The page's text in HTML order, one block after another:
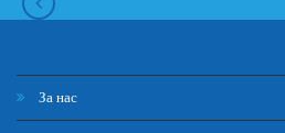
За нас